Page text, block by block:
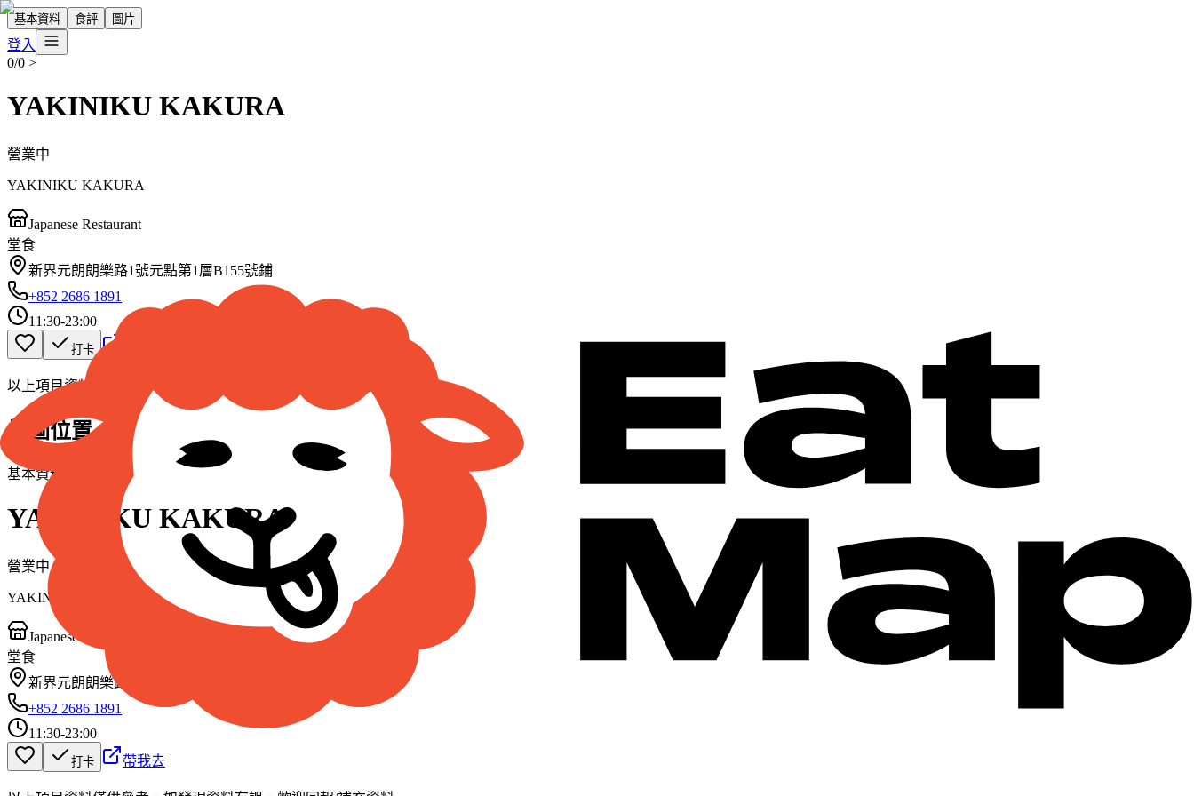
基本資料 食評 圖片
登入
0/0 >
YAKINIKU KAKURA
營業中
YAKINIKU KAKURA
Japanese Restaurant
堂食
新界元朗朗樂路1號元點第1層B155號鋪
+852 2686 1891
11:30-23:00
打卡
以上項目資料僅供參考，如發現資料有誤，歡迎
地圖位置
基本資料
YAKINIKU KAKURA
營業中
YAKINIKU KAKURA
Japanese Restaurant
堂食
新界元朗朗樂路1號元點第1層B155號鋪
+852 2686 1891
11:30-23:00
打卡 帶我去